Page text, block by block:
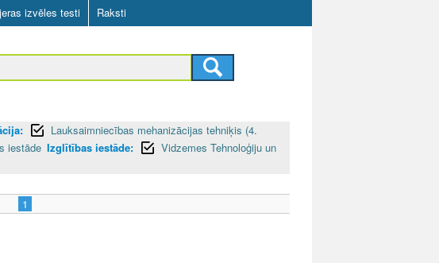
izvēles testi Raksti
Lauksaimniecības mehanizācijas tehniķis (4.
iestāde Izglītības iestāde:
Vidzemes Tehnoloģiju un
1